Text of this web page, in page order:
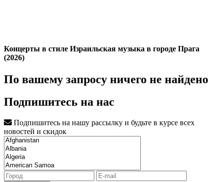
Концерты в стиле Израильская музыка в городе Прага
(2026)
По вашему запросу ничего не найдено
Подпишитесь на нас
Подпишитесь на нашу рассылку и будьте в курсе всех
новостей и скидок